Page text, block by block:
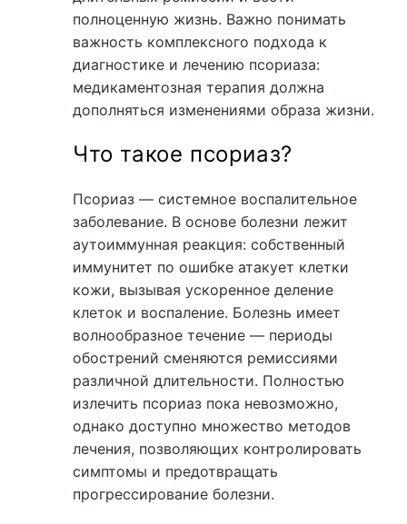
полноценную жизнь. Важно понимать
важность комплексного подхода к
диагностике и лечению псориаза:
медикаментозная терапия должна
дополняться изменениями образа жизни.
Что такое псориаз?
Псориаз — системное воспалительное
заболевание. В основе болезни лежит
аутоиммунная реакция: собственный
иммунитет по ошибке атакует клетки
кожи, вызывая ускоренное деление
клеток и воспаление. Болезнь имеет
волнообразное течение — периоды
обострений сменяются ремиссиями
различной длительности. Полностью
излечить псориаз пока невозможно,
однако доступно множество методов
лечения, позволяющих контролировать
симптомы и предотвращать
прогрессирование болезни.